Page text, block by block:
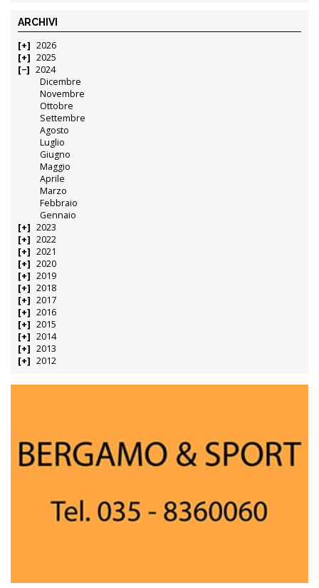
ARCHIVI
2026
2025
2024
Dicembre
Novembre
Ottobre
Settembre
Agosto
Luglio
Giugno
Maggio
Aprile
Marzo
Febbraio
Gennaio
2023
2022
2021
2020
2019
2018
2017
2016
2015
2014
2013
2012